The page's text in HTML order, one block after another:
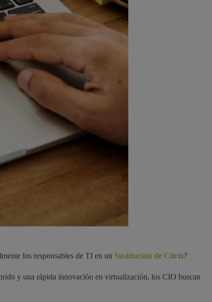
los responsables de TI en un Sustitución de Citrix?
y una rápida innovación en virtualización, los CIO buscan